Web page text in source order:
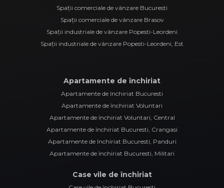
Spații comerciale de vânzare Bucuresti
Spații comerciale de vânzare Brasov
Spații industriale de vânzare Popesti-Leordeni
Spații industriale de vânzare Popesti-Leordeni, Est
Apartamente de închiriat
Apartamente de închiriat Bucuresti
Apartamente de închiriat Voluntari
Apartamente de închiriat Voluntari, Central
Apartamente de închiriat Bucuresti, Crangasi
Apartamente de închiriat Bucuresti, Panduri
Apartamente de închiriat Bucuresti, Militari
Case vile de închiriat